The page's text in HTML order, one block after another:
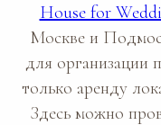
House for
Москве и
для организации
только аренду
Здесь можно